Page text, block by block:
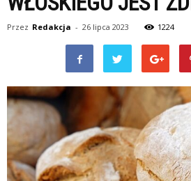
Przez Redakcja - 26 lipca 2023 1224